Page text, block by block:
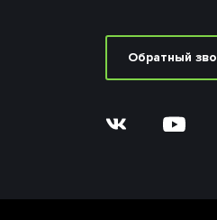
Обратный